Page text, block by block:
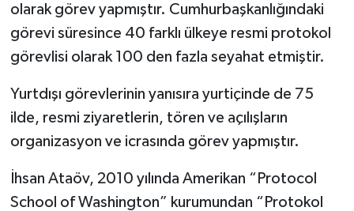
olarak görev yapmıştır. Cumhurbaşkanlığındaki
görevi süresince 40 farklı ülkeye resmi protokol
görevlisi olarak 100 den fazla seyahat etmiştir.
Yurtdışı görevlerinin yanısıra yurtiçinde de 75
ilde, resmi ziyaretlerin, tören ve açılışların
organizasyon ve icrasında görev yapmıştır.
İhsan Ataöv, 2010 yılında Amerikan “Protocol
School of Washington” kurumundan “Protokol